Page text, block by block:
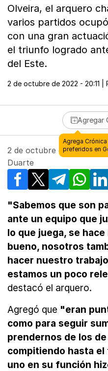
Olveira, el arquero
varios partidos
con una gran
el triunfo logrado
del Este.
2 de octubre de 2022 - 20:11 |
Agregar
Agrega
preferidos en
2 de octubre de 2022 -
Duarte
Facebook
X Telegram
"Sabemos que son
ante un equipo que
lo que juega, se
bueno, nosotros
hacer nuestro
estamos un poco
destacó el arquero.
Agregó que "eran
como para seguir
prendernos de los
compitiendo hasta
uno en su función